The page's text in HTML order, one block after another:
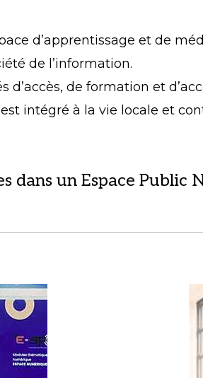
d’apprentissage et de
de l’information.
d’accès, de formation et
intégré à la vie locale et
dans un Espace Public